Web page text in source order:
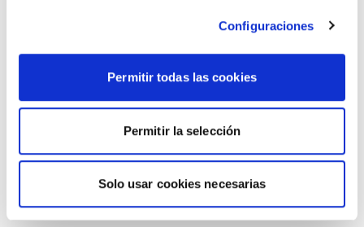
Configuraciones
Permitir todas las cookies
Permitir la selección
Solo usar cookies necesarias